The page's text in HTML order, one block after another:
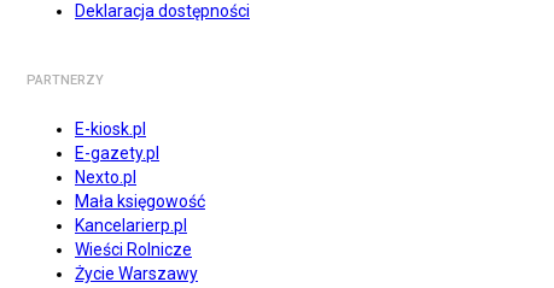
Deklaracja dostępności
PARTNERZY
E-kiosk.pl
E-gazety.pl
Nexto.pl
Mała księgowość
Kancelarierp.pl
Wieści Rolnicze
Życie Warszawy